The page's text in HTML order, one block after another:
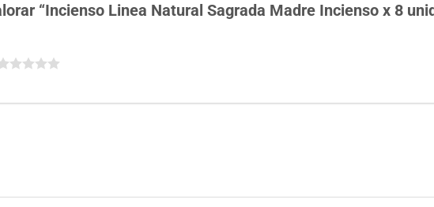
“Incienso Linea Natural Sagrada Madre Incienso x 8